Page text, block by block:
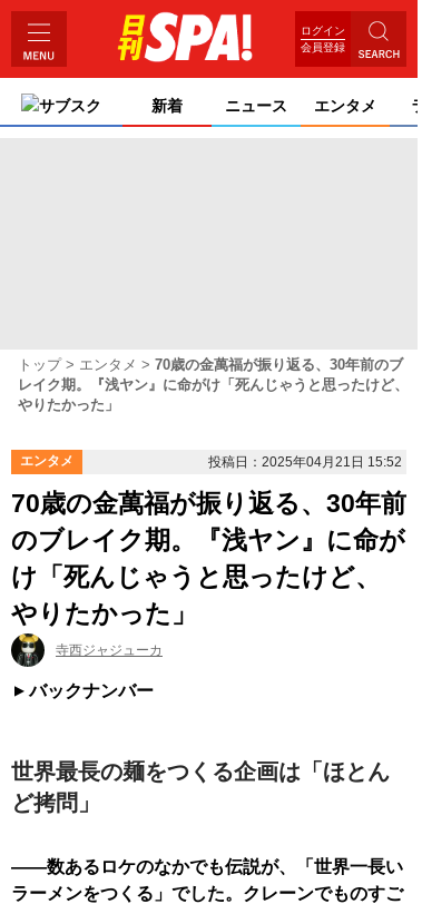
ログイン
会員登録
サブスク 新着 ニュース エンタメ
トップ エンタメ
70歳の金萬福が振り返る、30年前のブ
レイク期。『浅ヤン』に命がけ「死んじゃうと思ったけど、
やりたかった」
エンタメ 投稿日：2025年04月21日 15:52
70歳の金萬福が振り返る、30年前
のブレイク期。『浅ヤン』に命が
け「死んじゃうと思ったけど、
やりたかった」
寺西ジャジューカ
バックナンバー
世界最長の麺をつくる企画は「ほとん
ど拷問」
――数あるロケのなかでも伝説が、「世界一長い
ラーメンをつくる」でした。クレーンでものすご